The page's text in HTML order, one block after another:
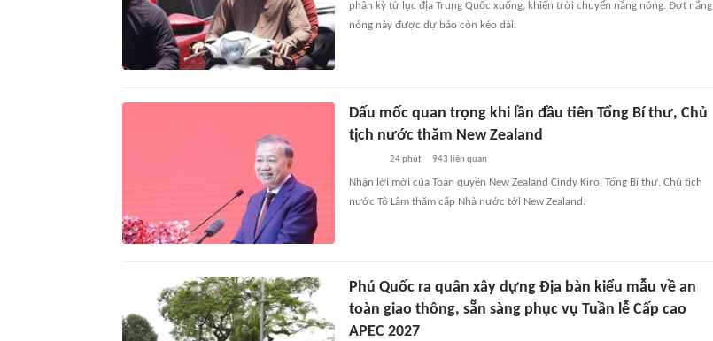
phân kỳ từ lục địa Trung Quốc xuống, khiến trời chuyển nắng nóng. Đợt nắng
nóng này được dự báo còn kéo dài.
Dấu mốc quan trọng khi lần đầu tiên Tổng Bí thư, Chủ
tịch nước thăm New Zealand
24 phút 943 liên quan
Nhận lời mời của Toàn quyền New Zealand Cindy Kiro, Tổng Bí thư, Chủ tịch
nước Tô Lâm thăm cấp Nhà nước tới New Zealand.
Phú Quốc ra quân xây dựng Địa bàn kiểu mẫu về an
toàn giao thông, sẵn sàng phục vụ Tuần lễ Cấp cao
APEC 2027